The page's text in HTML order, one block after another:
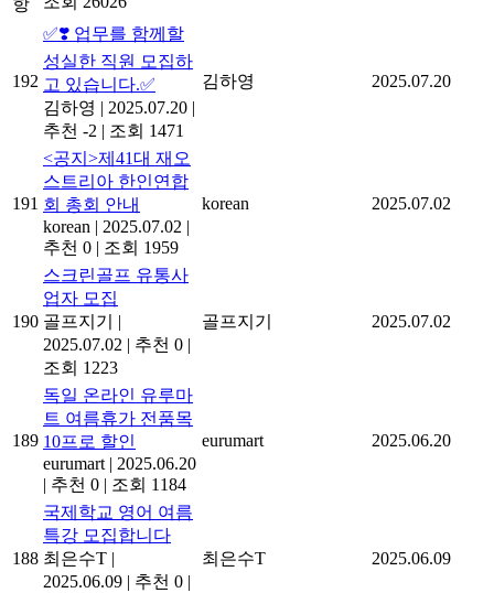
항
192
✅❣️ 업무를 함께할
성실한 직원 모집하
고 있습니다.✅
김하영 | 2025.07.20 |
추천 -2 | 조회 1471
김하영 2025.07.20
191
<공지>제41대 재오
스트리아 한인연합
회 총회 안내
korean | 2025.07.02 |
추천 0 | 조회 1959
korean 2025.07.02
190
스크린골프 유통사
업자 모집
골프지기
|
2025.07.02 | 추천 0 |
조회 1223
골프지기 2025.07.02
189
독일 온라인 유루마
트 여름휴가 전품목
10프로 할인
eurumart | 2025.06.20
| 추천 0 | 조회 1184
eurumart 2025.06.20
188
국제학교 영어 여름
특강 모집합니다
최은수T |
2025.06.09 | 추천 0 |
최은수T 2025.06.09